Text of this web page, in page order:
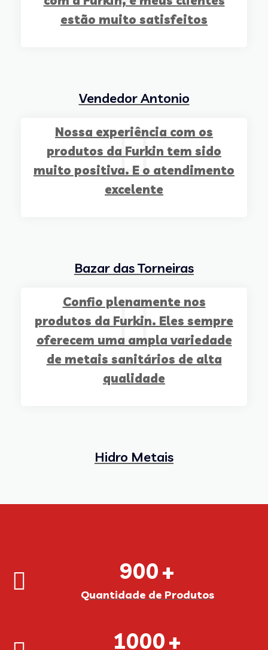
estão muito satisfeitos
Vendedor Antonio
Nossa experiência com os
produtos da Furkin tem sido
muito positiva. E o atendimento
excelente
Bazar das Torneiras
Confio plenamente nos
produtos da Furkin. Eles sempre
oferecem uma ampla variedade
de metais sanitários de alta
qualidade
Hidro Metais
900+
Quantidade de Produtos
1000+